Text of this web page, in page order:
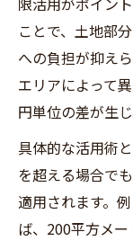
ことで、土地部
への負担が抑え
エリアによって
円単位の差が生じ
具体的な活用術
を超える場合で
適用されます。
ば、200平方メ